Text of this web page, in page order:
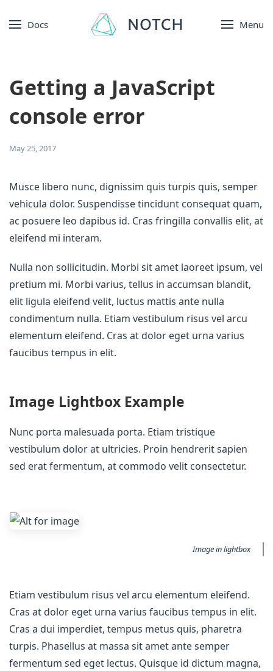
Docs Menu
Getting a JavaScript
console error
May 25, 2017
Musce libero nunc, dignissim quis turpis quis, semper
vehicula dolor. Suspendisse tincidunt consequat quam,
ac posuere leo dapibus id. Cras fringilla convallis elit, at
eleifend mi interam.
Nulla non sollicitudin. Morbi sit amet laoreet ipsum, vel
pretium mi. Morbi varius, tellus in accumsan blandit,
elit ligula eleifend velit, luctus mattis ante nulla
condimentum nulla. Etiam vestibulum risus vel arcu
elementum eleifend. Cras at dolor eget urna varius
faucibus tempus in elit.
Image Lightbox Example
Nunc porta malesuada porta. Etiam tristique
vestibulum dolor at ultricies. Proin hendrerit sapien
sed erat fermentum, at commodo velit consectetur.
Image in lightbox
Etiam vestibulum risus vel arcu elementum eleifend.
Cras at dolor eget urna varius faucibus tempus in elit.
Cras a dui imperdiet, tempus metus quis, pharetra
turpis. Phasellus at massa sit amet ante semper
fermentum sed eget lectus. Quisque id dictum magna,